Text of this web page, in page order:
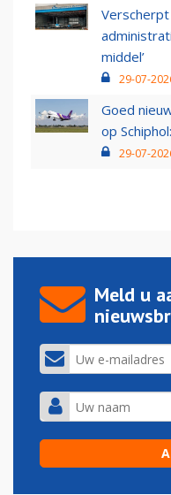
middel’
29-07-
Goed
op
29-07-
Meld u